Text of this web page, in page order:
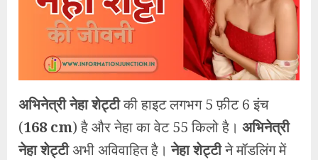
अभिनेत्री नेहा शेट्टीकी हाइट लगभग 5 फ़ीट 6 इंच
(168 cm) है और नेहा का वेट 55 किलो है। अभिनेत्री
नेहा शेट्टीअभी अविवाहित है।नेहा शेट्टीने मॉडलिंग में